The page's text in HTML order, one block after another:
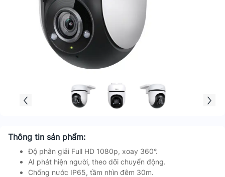
Thông tin sản phẩm:
Độ phân giải Full HD 1080p, xoay 360°.
AI phát hiện người, theo dõi chuyển động.
Chống nước IP65, tầm nhìn đêm 30m.